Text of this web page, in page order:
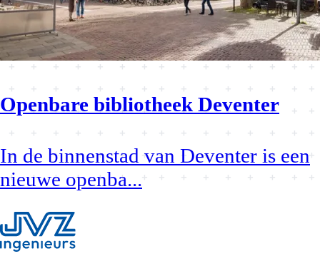
Openbare bibliotheek Deventer
In de binnenstad van Deventer is een
nieuwe openba...